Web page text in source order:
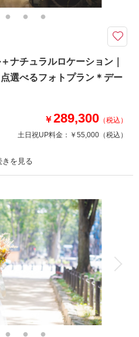
生する場合は実費となりますので予め
をトータルプロデュース。
で、静けさに包まれた神聖な雰囲気の
華やかな装いで、特別なひとときをお
撮影日の空き
ナチュラルロケーション｜
選べるフォトプラン＊デー
￥289,300 （税込）
土日祝UP料金： ￥55,000 （税込）
衣装2着 新郎衣装2着
メイク 小物一式
100 カット 台紙付写真
会食 挙式
装レンタル ペットと撮影
含むもの
のご案内となります。会場により追加